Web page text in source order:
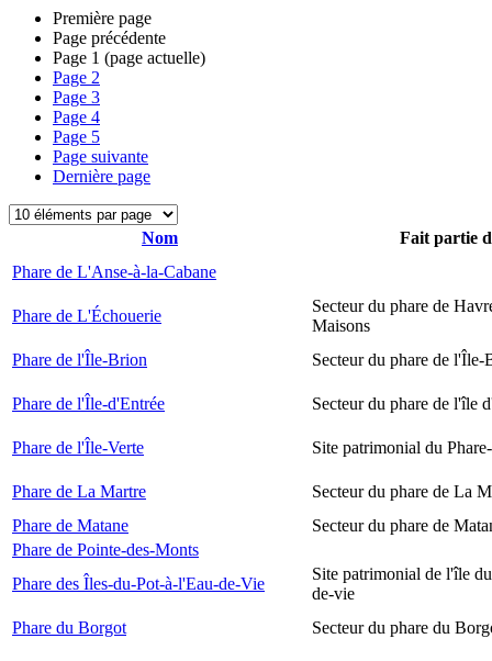
Première page
Page précédente
Page 1 (page actuelle)
Page 2
Page 3
Page 4
Page 5
Page suivante
Dernière page
Nom
Fait partie
Phare de L'Anse-à-la-Cabane
Phare de L'Échouerie
Secteur du phare de
Maisons
Phare de l'Île-Brion
Secteur du phare de l'Île-
Phare de l'Île-d'Entrée Secteur du phare de l'île
Phare de l'Île-Verte Site patrimonial du
Phare de La Martre
Secteur du phare de La
Phare de Matane
Secteur du phare de
Phare de Pointe-des-Monts
Phare des Îles-du-Pot-à-l'Eau-de-Vie
Site patrimonial de l'île
de-vie
Phare du Borgot
Secteur du phare du